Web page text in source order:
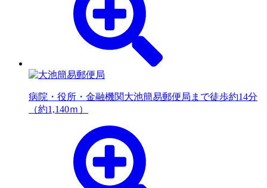
病院・役所・金融機関大池簡易郵便局まで徒歩約14分
（約1,140ｍ）